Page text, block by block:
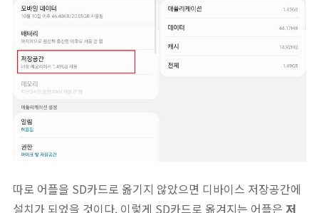
따로 어플을 SD카드로 옮기지 않았으면 디바이스 저장공간에
설치가 되었을 것이다. 이렇게 SD카드로 옮겨지는 어플은 저